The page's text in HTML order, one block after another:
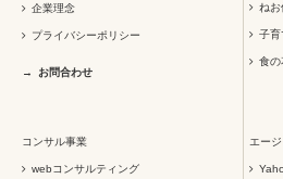
企業理念
プライバシーポリシー
お問合わせ
ね
子
食の
コンサル事業
webコンサルティング
エー